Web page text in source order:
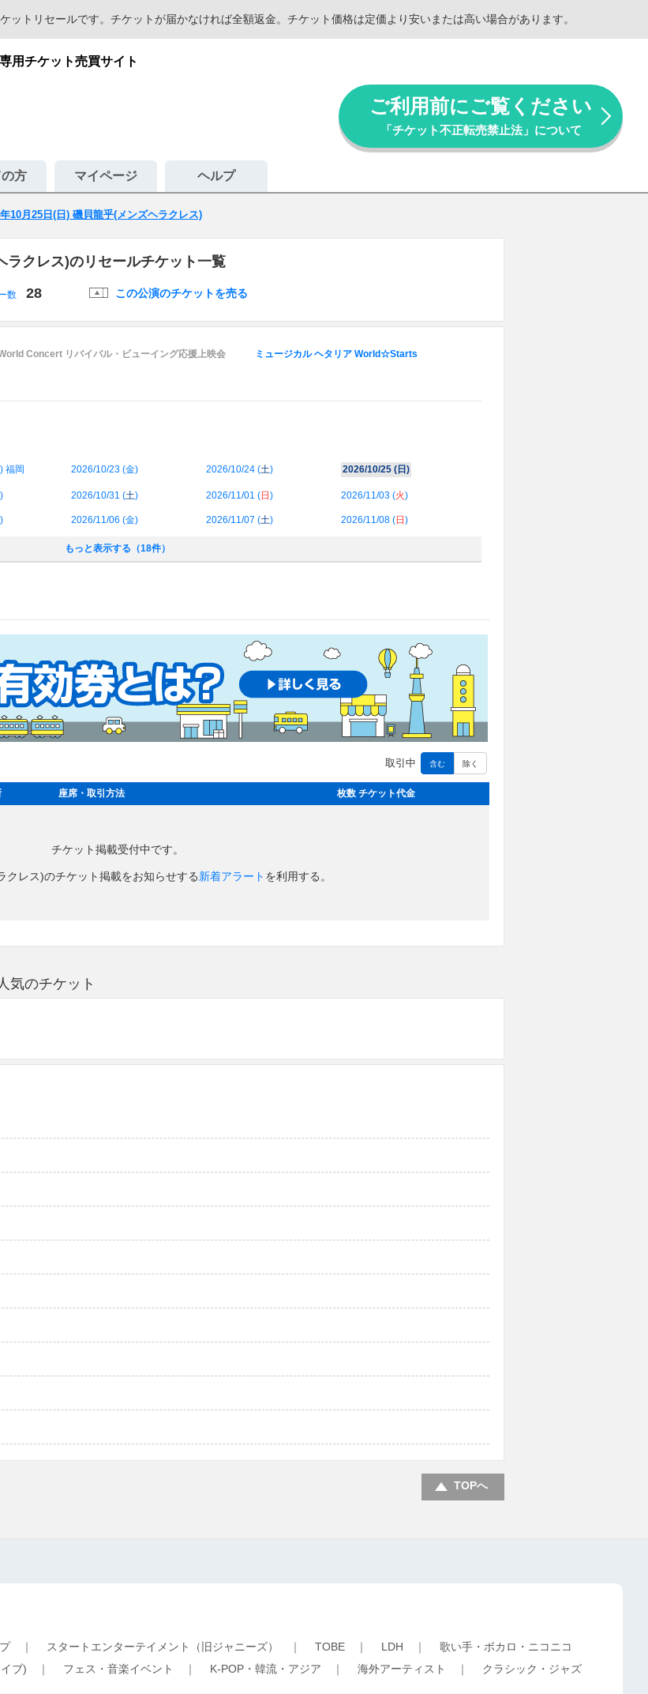
トリセールです。チケットが届かなければ全額返金。チケット価格は定価より安いまたは高い場合があります。
用チケット売買サイト
ご利用前にご覧ください
「チケット不正転売禁止法」について
方 マイページ ヘルプ
10月25日(日) 磯貝龍乎(メンズヘラクレス)
ラクレス)のリセールチケット一覧
数 28 この公演のチケットを売る
Concert リバイバル・ビューイング応援上映会 ミュージカル ヘタリア World☆Starts
) 福岡 2026/10/23 (金) 2026/10/24 (土) 2026/10/25 ( 日 )
) 2026/10/31 (土) 2026/11/01 (日 ) 2026/11/03 (火)
) 2026/11/06 (金) 2026/11/07 (土) 2026/11/08 (日 )
もっと表示する（18件）
取引中 含む 除く
座席・取引方法 枚数 チケット代金
チケット掲載受付中です。
クレス)のチケット掲載をお知らせする新着アラート を利用する。
気のチケット
TOPへ
｜ スタートエンターテイメント（旧ジャニーズ） ｜ TOBE ｜ LDH ｜ 歌い手・ボカロ・ニコニコ
ブ) ｜ フェス・音楽イベント ｜ K-POP・韓流・アジア ｜ 海外アーティスト ｜ クラシック・ジャズ